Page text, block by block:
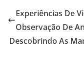
Experiências De
Observação De
Descobrindo As